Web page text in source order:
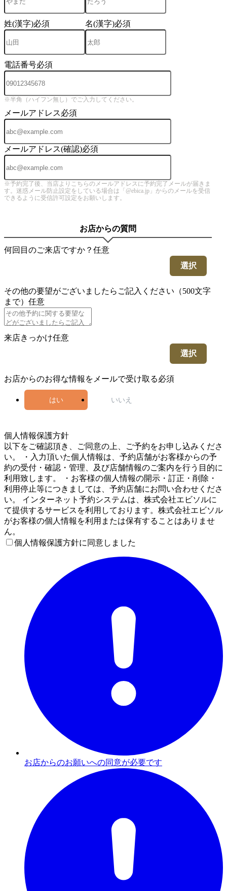
姓(漢字)必須 名(漢字)必須
電話番号必須
※半角（ハイフン無し）でご入力してください。
メールアドレス必須
メールアドレス(確認)必須
※予約完了後、当店よりこちらのメールアドレスに予約完了メールが届きま
す。迷惑メール防止設定をしている場合は「@ebica.jp」からのメールを受信
できるように受信許可設定をお願いします。
お店からの質問
何回目のご来店ですか？ 任意
選択
その他の要望がございましたらご記入ください（500文字
まで） 任意
来店きっかけ任意
選択
お店からのお得な情報をメールで受け取る必須
はい いいえ
個人情報保護方針
以下をご確認頂き、ご同意の上、ご予約をお申し込みくださ
い。 ・入力頂いた個人情報は、予約店舗がお客様からの予
約の受付・確認・管理、及び店舗情報のご案内を行う目的に
利用致します。 ・お客様の個人情報の開示・訂正・削除・
利用停止等につきましては、予約店舗にお問い合わせくださ
い。 インターネット予約システムは、株式会社エビソルに
て提供するサービスを利用しております。株式会社エビソル
がお客様の個人情報を利用または保有することはありませ
ん。
個人情報保護方針に同意しました
お店からのお願いへの同意が必要です